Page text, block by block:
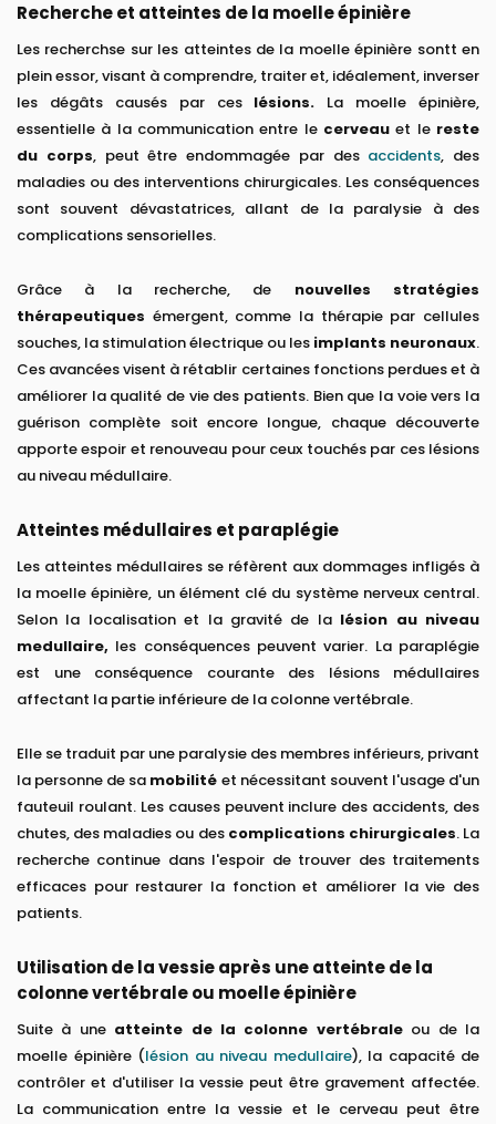
Recherche et atteintes de la moelle épinière
Les recherchse sur les atteintes de la moelle épinière sontt en
plein essor, visant à comprendre, traiter et, idéalement, inverser
les dégâts causés par ces lésions. La moelle épinière,
essentielle à la communication entre le cerveau et le reste
du corps, peut être endommagée par des accidents, des
maladies ou des interventions chirurgicales. Les conséquences
sont souvent dévastatrices, allant de la paralysie à des
complications sensorielles.
Grâce à la recherche, de nouvelles stratégies
thérapeutiques émergent, comme la thérapie par cellules
souches, la stimulation électrique ou les implants neuronaux.
Ces avancées visent à rétablir certaines fonctions perdues et à
améliorer la qualité de vie des patients. Bien que la voie vers la
guérison complète soit encore longue, chaque découverte
apporte espoir et renouveau pour ceux touchés par ces lésions
au niveau médullaire.
Atteintes médullaires et paraplégie
Les atteintes médullaires se réfèrent aux dommages infligés à
la moelle épinière, un élément clé du système nerveux central.
Selon la localisation et la gravité de la lésion au niveau
medullaire, les conséquences peuvent varier. La paraplégie
est une conséquence courante des lésions médullaires
affectant la partie inférieure de la colonne vertébrale.
Elle se traduit par une paralysie des membres inférieurs, privant
la personne de sa mobilité et nécessitant souvent l'usage d'un
fauteuil roulant. Les causes peuvent inclure des accidents, des
chutes, des maladies ou des complications chirurgicales. La
recherche continue dans l'espoir de trouver des traitements
efficaces pour restaurer la fonction et améliorer la vie des
patients.
Utilisation de la vessie après une atteinte de la
colonne vertébrale ou moelle épinière
Suite à une atteinte de la colonne vertébraleou de la
moelle épinière (lésion au niveau medullaire), la capacité de
contrôler et d'utiliser la vessie peut être gravement affectée.
La communication entre la vessie et le cerveau peut être